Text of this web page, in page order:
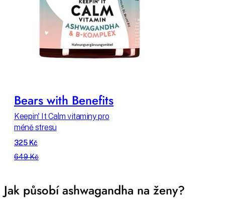
Bears with Benefits
Keepin' It Calm vitaminy pro
méně stresu
325 Kč
649 Kč
Jak působí ashwagandha na ženy?